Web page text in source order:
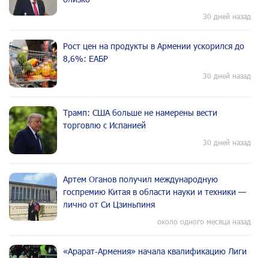
30 дней назад
Рост цен на продукты в Армении ускорился до
8,6%: ЕАБР
30 дней назад
Трамп: США больше не намерены вести
торговлю с Испанией
30 дней назад
Артем Оганов получил международную
госпремию Китая в области науки и техники —
лично от Си Цзиньпиня
около одного месяца назад
«Арарат‑Армения» начала квалификацию Лиги